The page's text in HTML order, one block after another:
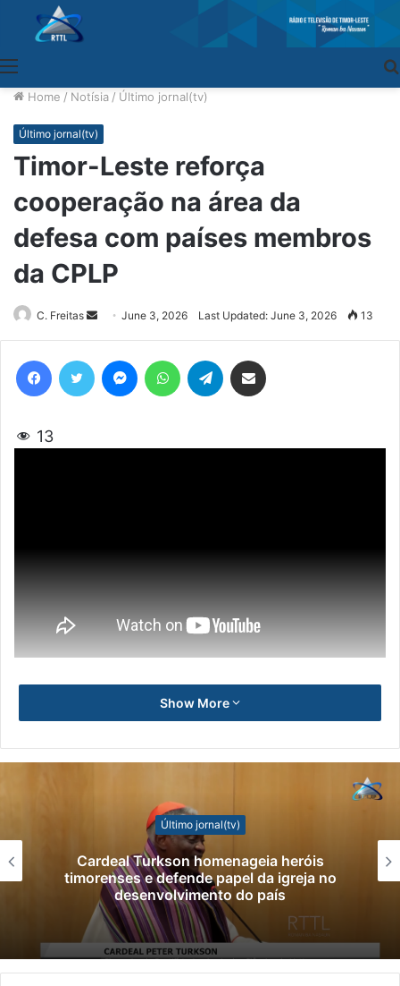
Home / Notísia / Último jornal(tv)
Último jornal(tv)
Timor-Leste reforça
cooperação na área da
defesa com países membros
da CPLP
C. Freitas
Send
an
email
June 3, 2026 Last Updated: June 3, 2026 13
13
Show More
Último jornal(tv)
Cardeal Turkson homenageia heróis
timorenses e defende papel da igreja no
desenvolvimento do país